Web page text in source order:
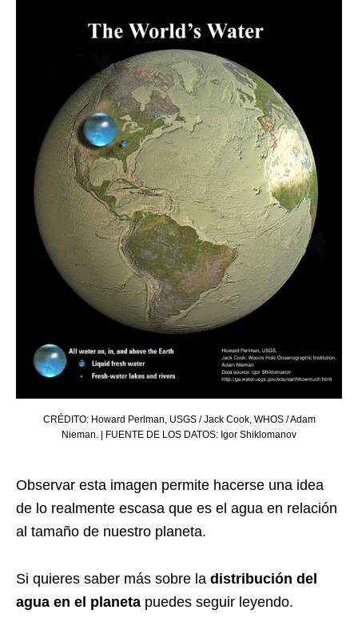
CRÉDITO: Howard Perlman, USGS / Jack Cook, WHOS / Adam
Nieman. | FUENTE DE LOS DATOS: Igor Shiklomanov
Observar esta imagen permite hacerse una idea
de lo realmente escasa que es el agua en relación
al tamaño de nuestro planeta.
Si quieres saber más sobre la distribución del
agua en el planeta puedes seguir leyendo.